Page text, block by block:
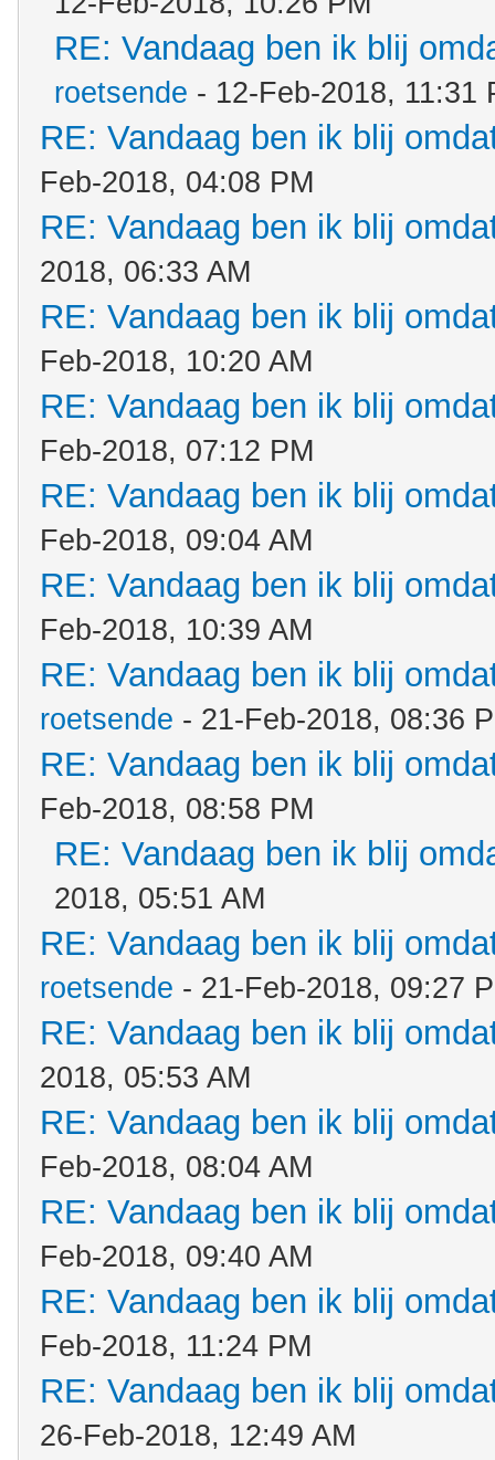
RE: Vandaag ben ik blij
roetsende - 12-Feb-2018, 11:31
RE: Vandaag ben ik blij
Feb-2018, 04:08 PM
RE: Vandaag ben ik blij
2018, 06:33 AM
RE: Vandaag ben ik blij
Feb-2018, 10:20 AM
RE: Vandaag ben ik blij
Feb-2018, 07:12 PM
RE: Vandaag ben ik blij
Feb-2018, 09:04 AM
RE: Vandaag ben ik blij
Feb-2018, 10:39 AM
RE: Vandaag ben ik blij
roetsende - 21-Feb-2018, 08:36
RE: Vandaag ben ik blij
Feb-2018, 08:58 PM
RE: Vandaag ben ik blij
2018, 05:51 AM
RE: Vandaag ben ik blij
roetsende - 21-Feb-2018, 09:27
RE: Vandaag ben ik blij
2018, 05:53 AM
RE: Vandaag ben ik blij
Feb-2018, 08:04 AM
RE: Vandaag ben ik blij
Feb-2018, 09:40 AM
RE: Vandaag ben ik blij
Feb-2018, 11:24 PM
RE: Vandaag ben ik blij
26-Feb-2018, 12:49 AM